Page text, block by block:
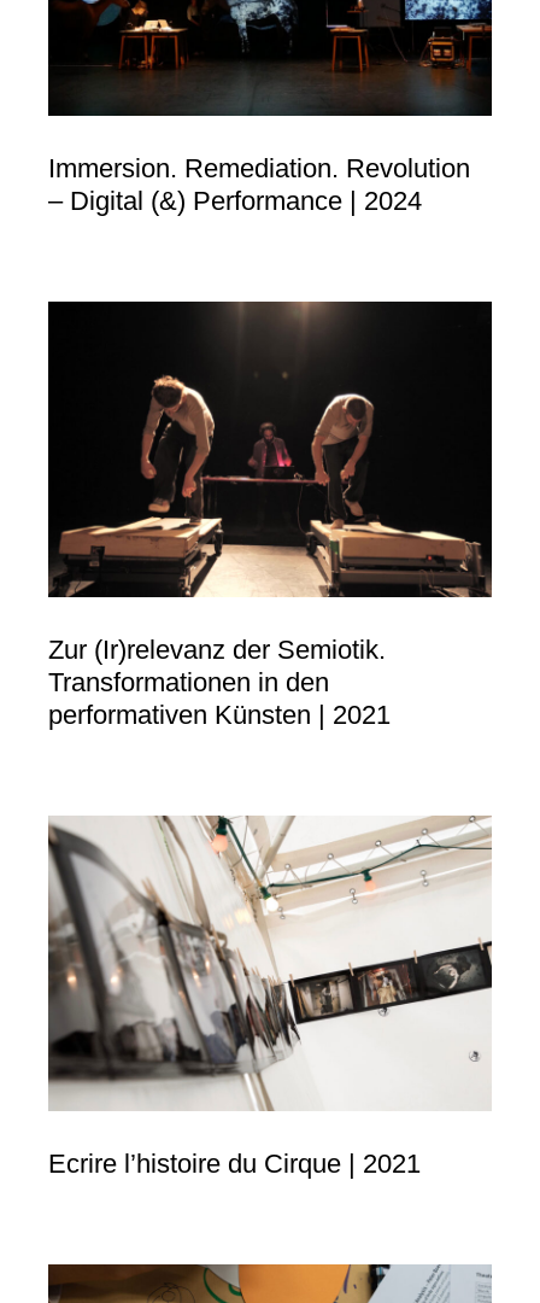
Immersion. Remediation. Revolution
– Digital (&) Performance | 2024
Zur (Ir)relevanz der Semiotik.
Transformationen in den
performativen Künsten | 2021
Ecrire l’histoire du Cirque | 2021